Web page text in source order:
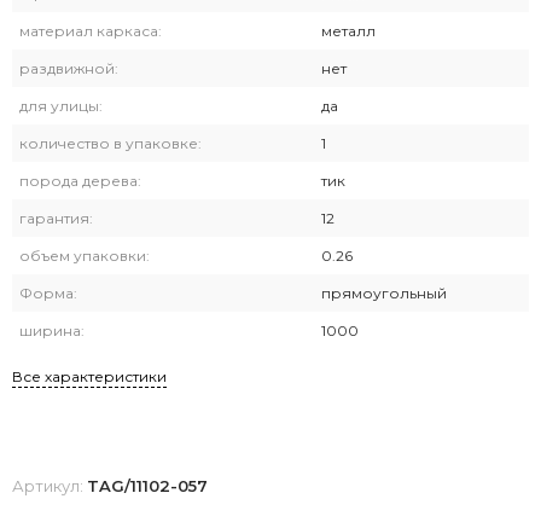
материал каркаса: металл
раздвижной: нет
для улицы: да
количество в упаковке: 1
порода дерева: тик
гарантия: 12
объем упаковки: 0.26
Форма: прямоугольный
ширина: 1000
Все характеристики
Артикул: TAG/11102-057